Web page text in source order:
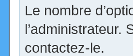
Le nombre
l’administrateur.
contactez-le.